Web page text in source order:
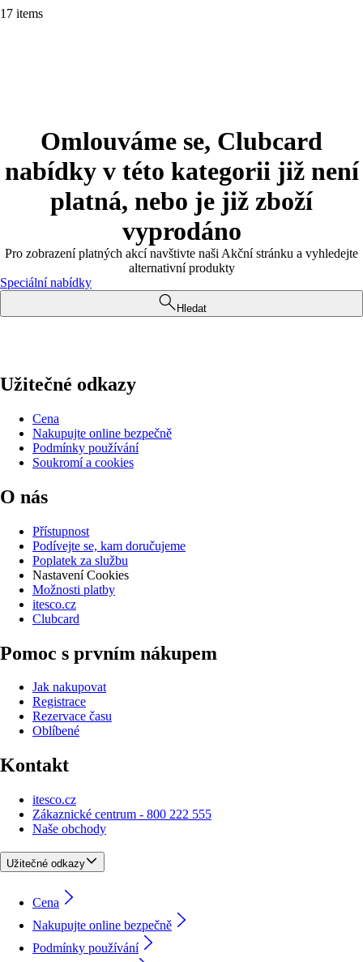
17 items
Omlouváme se, Clubcard
nabídky v této kategorii již není
platná, nebo je již zboží
vyprodáno
Pro zobrazení platných akcí navštivte naši Akční stránku a vyhledejte
alternativní produkty
Speciální nabídky
Hledat
Užitečné odkazy
Cena
Nakupujte online bezpečně
Podmínky používání
Soukromí a cookies
O nás
Přístupnost
Podívejte se, kam doručujeme
Poplatek za službu
Nastavení Cookies
Možnosti platby
itesco.cz
Clubcard
Pomoc s prvním nákupem
Jak nakupovat
Registrace
Rezervace času
Oblíbené
Kontakt
itesco.cz
Zákaznické centrum - 800 222 555
Naše obchody
Užitečné odkazy
Cena
Nakupujte online bezpečně
Podmínky používání